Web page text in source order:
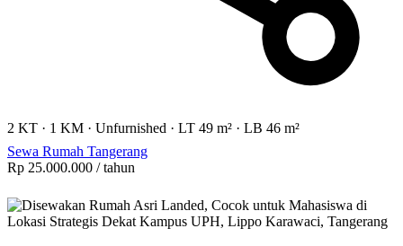
2 KT · 1 KM · Unfurnished · LT 49 m² · LB 46 m²
Sewa Rumah Tangerang
Rp 25.000.000 / tahun